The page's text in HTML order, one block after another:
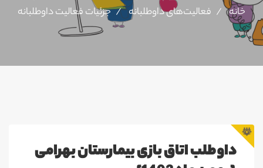
خانه فعالیت‌های داوطلبانه جزئیات فعالیت‌ داوطلبانه
داوطلب اتاق بازی بیمارستان بهرامی